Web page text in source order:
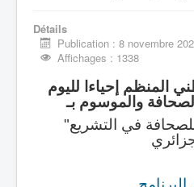
Détails
Publication : 8 novembre
Affichages : 1338
المنظم إحياءا لليوم
"المركز القانوني للصحافة في التشريع